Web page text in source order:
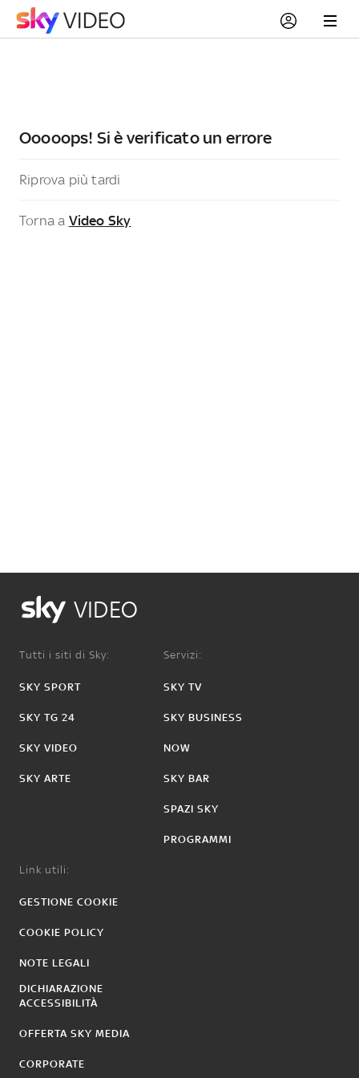
Ooooops! Si è verificato un errore
Riprova più tardi
Torna a Video Sky
VIDEO
Tutti i siti di Sky:
SKY SPORT
SKY TG 24
SKY VIDEO
SKY ARTE
Servizi:
SKY TV
SKY BUSINESS
NOW
SKY BAR
SPAZI SKY
PROGRAMMI
Link utili:
GESTIONE COOKIE
COOKIE POLICY
NOTE LEGALI
DICHIARAZIONE
ACCESSIBILITÀ
OFFERTA SKY MEDIA
CORPORATE